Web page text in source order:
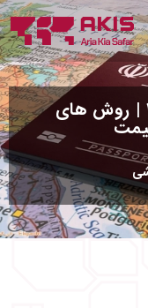
عوارض خروج از کشور ۱۴۰۴ | روش‌ های